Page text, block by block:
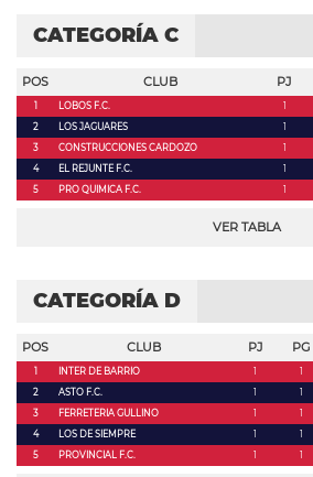
CATEGORÍA C
POS CLUB PJ
1 LOBOS F.C. 1
2
LOS JAGUARES 1
3
CONSTRUCCIONES CARDOZO 1
4
EL REJUNTE F.C. 1
5
PRO QUIMICA F.C. 1
VER TABLA
CATEGORÍA D
POS CLUB PJ PG
1 INTER DE BARRIO 1 1
2
ASTO F.C. 1 1
3
FERRETERIA GULLINO 1 1
4
LOS DE SIEMPRE 1 1
5
PROVINCIAL F.C. 1 1